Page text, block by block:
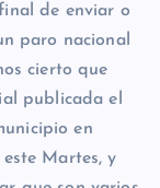
de enviar o
paro nacional
cierto que
publicada el
en
Martes, y